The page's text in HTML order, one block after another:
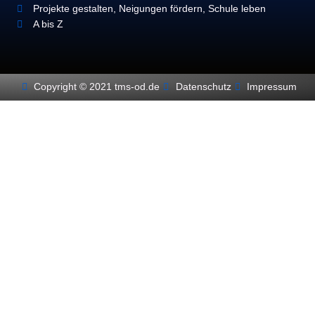
Projekte gestalten, Neigungen fördern, Schule leben
A bis Z
Copyright © 2021 tms-od.de Datenschutz Impressum